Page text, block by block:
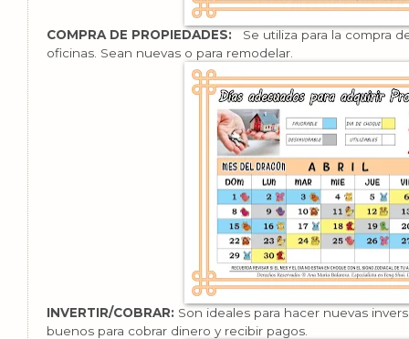
COMPRA DE PROPIEDADES:
Se utiliza para la compra
oficinas. Sean nuevas o para remodelar.
INVERTIR/COBRAR: Son ideales para hacer nuevas
buenos para cobrar dinero y recibir pagos.